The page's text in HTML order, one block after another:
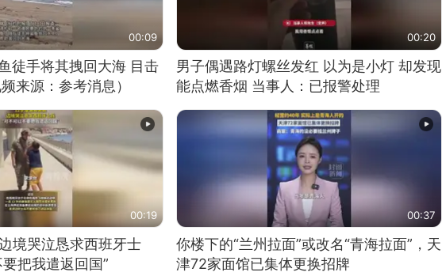
00:09
徒手将其拽回大海 目击
来源：参考消息）
00:20
男子偶遇路灯螺丝发红 以为是小灯 却发现
能点燃香烟 当事人：已报警处理
00:19
境哭泣恳求西班牙士
把我遣返回国”
00:37
你楼下的“兰州拉面”或改名“青海拉面”，天
津72家面馆已集体更换招牌